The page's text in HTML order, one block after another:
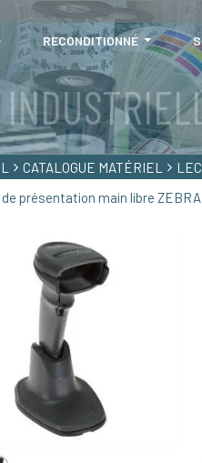
RECONDITIONNÉ
CATALOGUE MATÉRIEL
présentation main libre